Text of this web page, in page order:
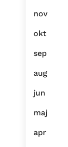
nov
okt
sep
aug
jun
maj
apr